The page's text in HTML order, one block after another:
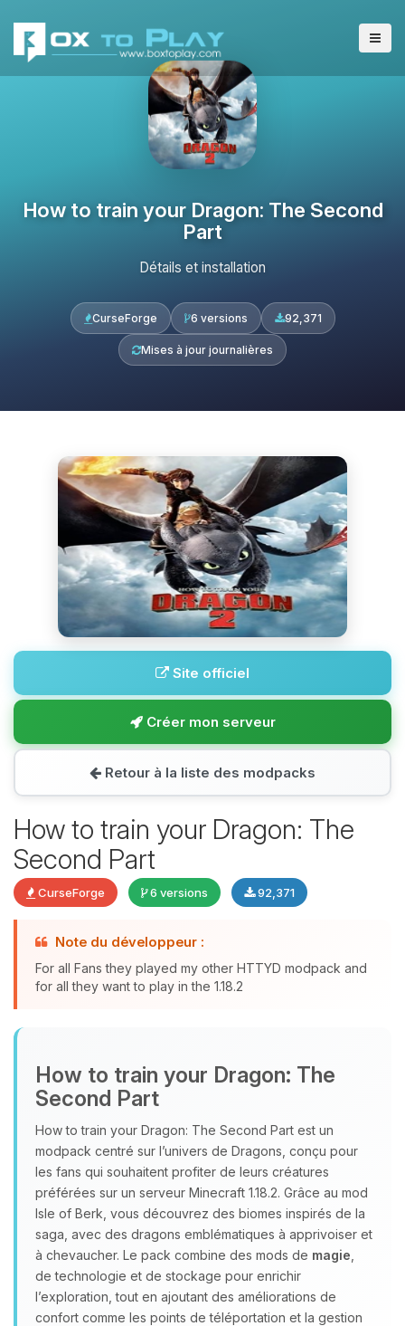
How to train your Dragon: The Second
Part
Détails et installation
CurseForge 6 versions 92,371
Mises à jour journalières
Site officiel
Créer mon serveur
Retour à la liste des modpacks
How to train your Dragon: The
Second Part
CurseForge 6 versions 92,371
Note du développeur :
For all Fans they played my other HTTYD modpack and
for all they want to play in the 1.18.2
How to train your Dragon: The
Second Part
How to train your Dragon: The Second Part est un
modpack centré sur l’univers de Dragons, conçu pour
les fans qui souhaitent profiter de leurs créatures
préférées sur un serveur Minecraft 1.18.2. Grâce au mod
Isle of Berk, vous découvrez des biomes inspirés de la
saga, avec des dragons emblématiques à apprivoiser et
à chevaucher. Le pack combine des mods de magie
de technologie et de stockage pour enrichir
l’exploration, tout en ajoutant des améliorations de
confort comme les points de téléportation et la gestion
parler ! Moi c’est Choupy, ton petit
assistant BoxToPlay. Dis-moi ce dont
08/08/2026 à 14:25